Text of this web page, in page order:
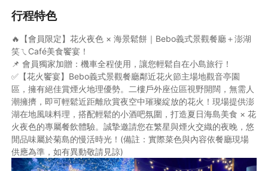
◆本預約作業金非訂金性質，非擔保契約履行，僅為旅遊元件預約
功，則旅客所繳付之預約作業金將全額無息退費。《線上預約並非
保證訂位成功，仍需以客服人員回覆確認為準》
◆本行程為「機車自由行」專案，為確保您的旅程順利，報名前請
務必確認同行者具備有效之機車駕照，如取車當日無駕照視同放棄
取車。
✈️【航班資訊】：本行程使用專案優惠機票(早去午回/午去午回/午
去晚回)，恕無法指定航班+飯店。懇請確認過資訊再下單！
📌【花火節參考航班】實際航班需依照客服人員回為主:
◆去程AE 365(08:00/09:00)+回程AE374(16:50/17:45) 或 去程
AE2367(10:40/11:40)+回程 AE376(17:40/18:35)
行程特色
🔥【會員限定】花火夜色 × 海景鬆餅｜Bebo義式景觀餐廳＋澎湖
笑ㄟCafé美食饗宴！
📌 會員獨家加贈：機車全程使用，讓您輕鬆自在小島旅行！
✅【花火饗宴】Bebo義式景觀餐廳鄰近花火節主場地觀音亭園
區，擁有絕佳賞煙火地理優勢。二樓戶外座位區視野開闊，無需人
潮擁擠，即可輕鬆近距離欣賞夜空中璀璨綻放的花火！現場提供澎
湖在地風味料理，搭配輕鬆的小酒吧氛圍，打造夏日海島美食 × 花
火夜色的專屬餐飲體驗。誠摯邀請您在繁星與煙火交織的夜晚，悠
閒品味屬於菊島的慢活時光！(備註：實際菜色與內容依餐廳現場
供應為準，如有異動敬請見諒)